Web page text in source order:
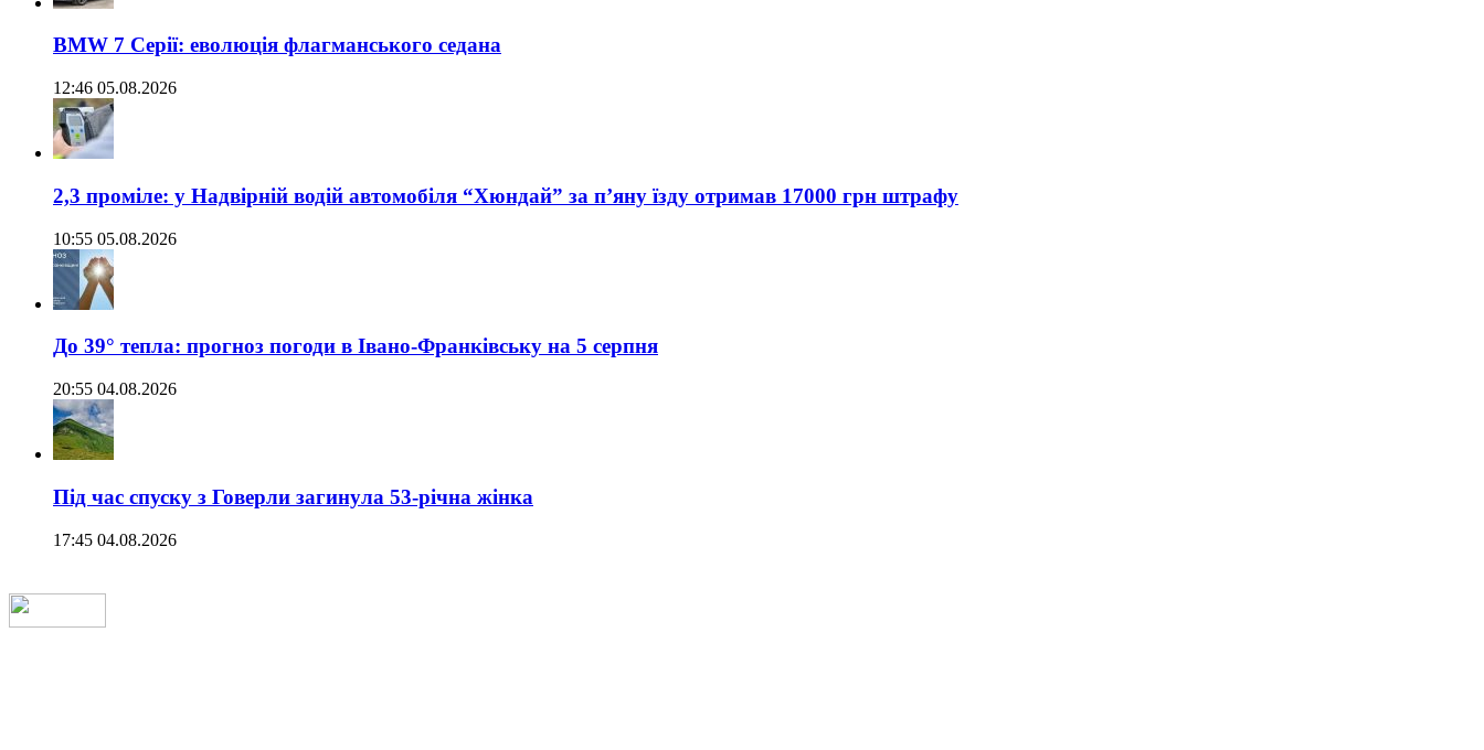
BMW 7 Серії: еволюція флагманського седана
12:46 05.08.2026
2,3 проміле: у Надвірній водій автомобіля “Хюндай” за п’яну їзду отримав 17000 грн штрафу
10:55 05.08.2026
До 39° тепла: прогноз погоди в Івано-Франківську на 5 серпня
20:55 04.08.2026
Під час спуску з Говерли загинула 53-річна жінка
17:45 04.08.2026